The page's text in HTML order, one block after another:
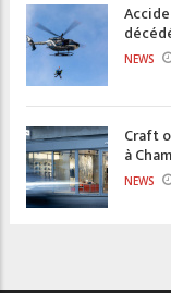
NEWS
Craft
à
NEWS